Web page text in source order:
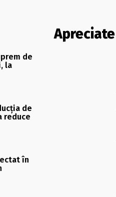
de
la
de
reduce
în
Apreciate